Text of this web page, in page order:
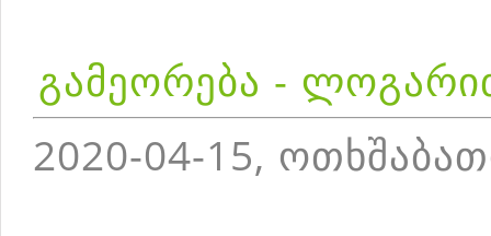
გამეორება -
2020-04-15,